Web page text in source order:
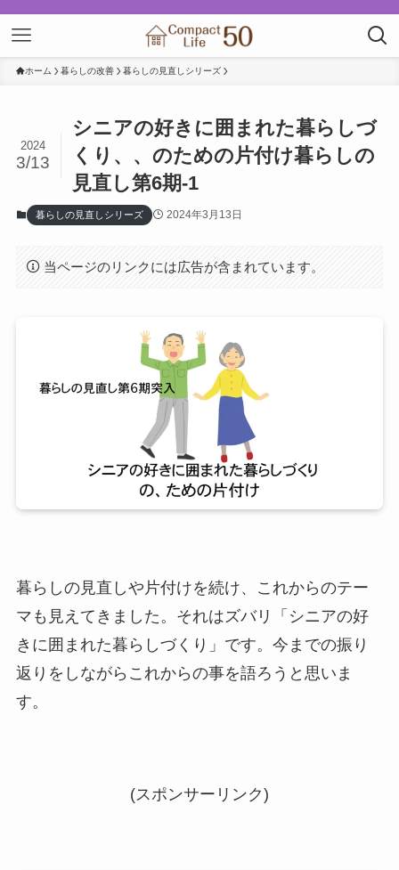
ホーム 暮らしの改善 暮らしの見直しシリーズ
シニアの好きに囲まれた暮らしづ
くり、、のための片付け暮らしの
見直し第6期-1
2024
3/13
暮らしの見直しシリーズ 2024年3月13日
当ページのリンクには広告が含まれています。
暮らしの見直しや片付けを続け、これからのテー
マも見えてきました。それはズバリ「シニアの好
きに囲まれた暮らしづくり」です。今までの振り
返りをしながらこれからの事を語ろうと思いま
す。
(スポンサーリンク)